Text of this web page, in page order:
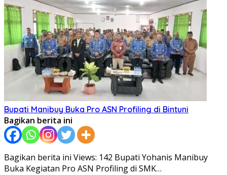
Bupati Manibuy Buka Pro ASN Profiling di Bintuni
Bagikan berita ini
Bagikan berita ini Views: 142 Bupati Yohanis Manibuy
Buka Kegiatan Pro ASN Profiling di SMK…